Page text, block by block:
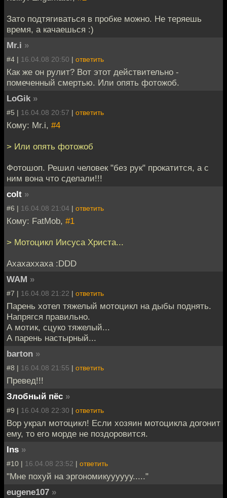
Зато подтягиваться в пробке можно. Не теряешь
время, а качаешься :)
Mr.i »
#4 | 16.04.08 20:50 | ответить
Как же он рулит? Вот этот действительно -
помеченный смертью. Или опять фотожоб.
LoGik »
#5 | 16.04.08 20:57 | ответить
Кому: Mr.i, #4
> Или опять фотожоб
Фотошоп. Решил человек "без рук" прокатится, а с
ним вона что сделали!!!
colt »
#6 | 16.04.08 21:04 | ответить
Кому: FatMob, #1
> Мотоцикл Иисуса Христа...
Ахахаххаха :DDD
WAM »
#7 | 16.04.08 21:22 | ответить
Парень хотел тяжелый мотоцикл на дыбы поднять.
Напрягся правильно.
А мотик, сцуко тяжелый...
А парень настырный...
barton »
#8 | 16.04.08 21:55 | ответить
Превед!!!
Злобный пёс »
#9 | 16.04.08 22:30 | ответить
Вор украл мотоцикл! Если хозяин мотоцикла догонит
ему, то его морде не поздоровится.
Ins »
#10 | 16.04.08 23:52 | ответить
"Мне похуй на эргономикуууууу....."
eugene107 »